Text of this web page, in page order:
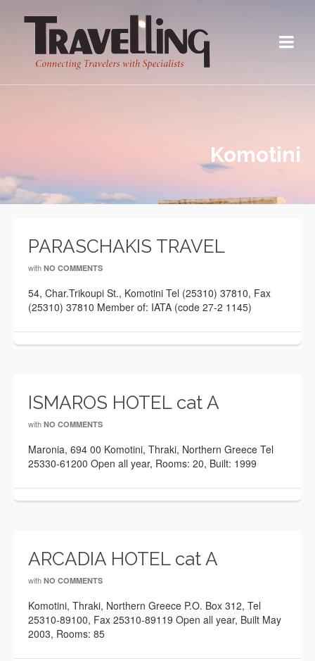
Komotini
PARASCHAKIS TRAVEL
with NO COMMENTS
54, Char.Trikoupi St., Komotini Tel (25310) 37810, Fax
(25310) 37810 Member of: IATA (code 27-2 1145)
ISMAROS HOTEL cat A
with NO COMMENTS
Maronia, 694 00 Komotini, Thraki, Northern Greece Tel
25330-61200 Open all year, Rooms: 20, Built: 1999
ARCADIA HOTEL cat A
with NO COMMENTS
Komotini, Thraki, Northern Greece P.O. Box 312, Tel
25310-89100, Fax 25310-89119 Open all year, Built May
2003, Rooms: 85